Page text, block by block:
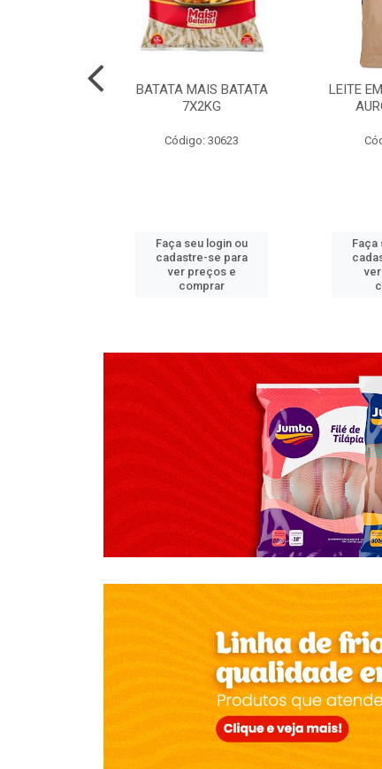
BATATA MAIS BATATA
7X2KG
Código: 30623
Faça seu login ou
cadastre-se para
ver preços e
comprar
LEITE
Faça